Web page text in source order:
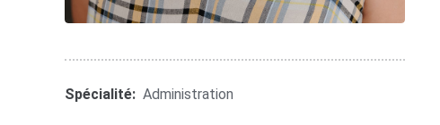
Spécialité: Administration